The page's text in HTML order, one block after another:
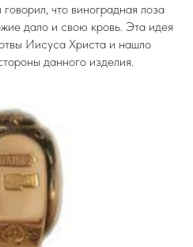
что виноградная лоза
дало и свою кровь. Эта идея
Иисуса Христа и нашло
данного изделия.